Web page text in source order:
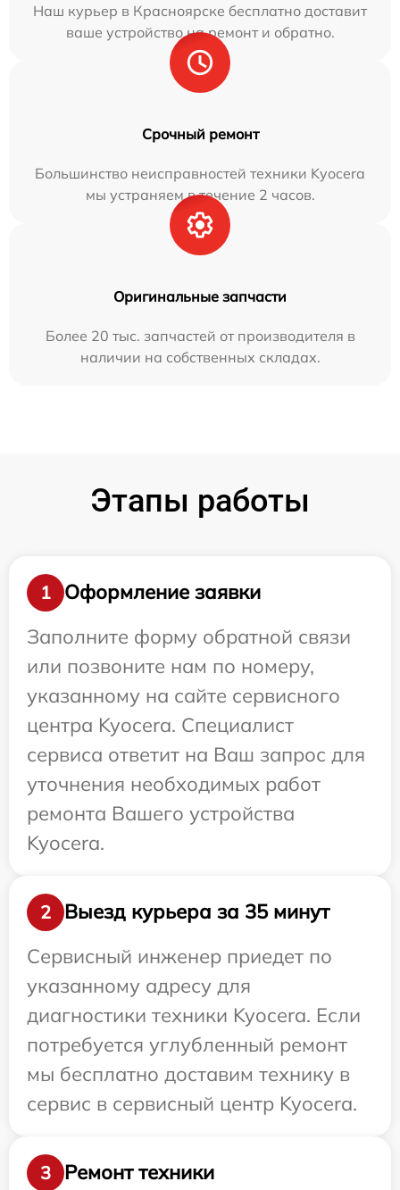
Наш курьер в Красноярске бесплатно доставит
ваше устройство на ремонт и обратно.
Срочный ремонт
Большинство неисправностей техники Kyocera
мы устраняем в течение 2 часов.
Оригинальные запчасти
Более 20 тыс. запчастей от производителя в
наличии на собственных складах.
Этапы работы
1
Оформление заявки
Заполните форму обратной связи
или позвоните нам по номеру,
указанному на сайте сервисного
центра Kyocera. Специалист
сервиса ответит на Ваш запрос для
уточнения необходимых работ
ремонта Вашего устройства
Kyocera.
2
Выезд курьера за 35 минут
Сервисный инженер приедет по
указанному адресу для
диагностики техники Kyocera. Если
потребуется углубленный ремонт
мы бесплатно доставим технику в
сервис в сервисный центр Kyocera.
3 Ремонт техники